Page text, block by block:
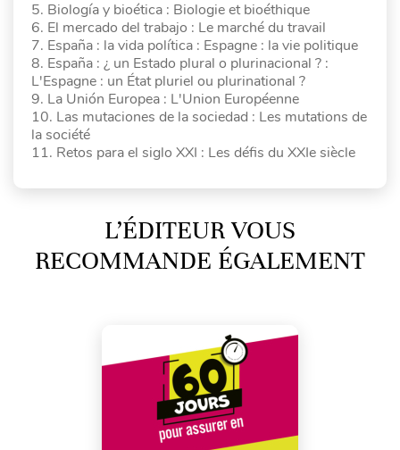
5. Biología y bioética : Biologie et bioéthique
6. El mercado del trabajo : Le marché du travail
7. España : la vida política : Espagne : la vie politique
8. España : ¿ un Estado plural o plurinacional ? :
L'Espagne : un État pluriel ou plurinational ?
9. La Unión Europea : L'Union Européenne
10. Las mutaciones de la sociedad : Les mutations de
la société
11. Retos para el siglo XXI : Les défis du XXIe siècle
L’ÉDITEUR VOUS
RECOMMANDE ÉGALEMENT